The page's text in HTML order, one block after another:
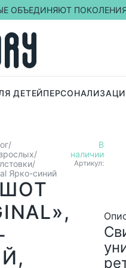
ОБЪЕДИНЯЮТ
ДЕТЕЙ
Ярко-синий
В
наличии
Артикул: